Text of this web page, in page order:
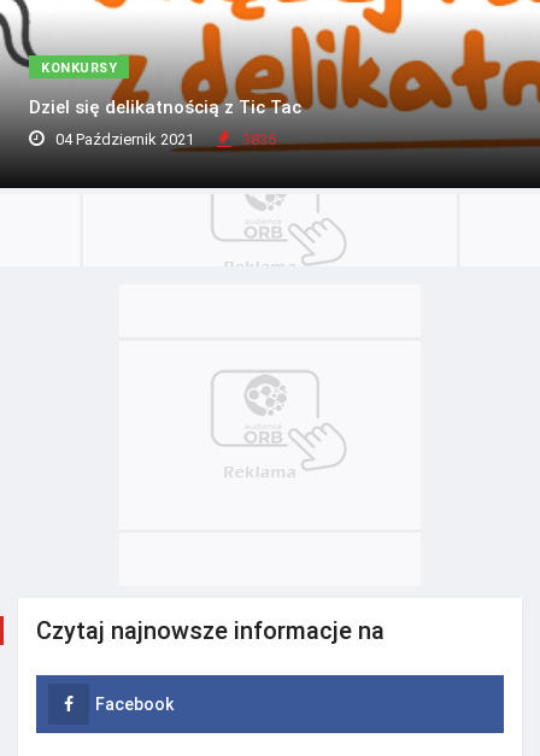
KONKURSY
Dziel się delikatnością z Tic Tac
04 Październik 2021 3835
Czytaj najnowsze informacje na
Facebook